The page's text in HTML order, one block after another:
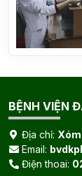
BỆNH VIỆN
Địa chỉ:
Email:
Điện thoai: